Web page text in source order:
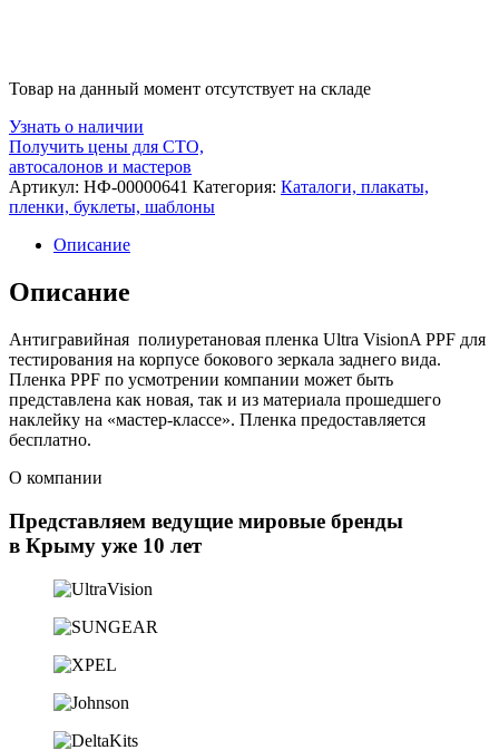
Товар на данный момент отсутствует на складе
Узнать о наличии
Получить цены для СТО,
автосалонов и мастеров
Артикул: НФ-00000641 Категория: Каталоги, плакаты,
пленки, буклеты, шаблоны
Описание
Описание
Антигравийная полиуретановая пленка Ultra VisionA PPF для
тестирования на корпусе бокового зеркала заднего вида.
Пленка PPF по усмотрении компании может быть
представлена как новая, так и из материала прошедшего
наклейку на «мастер-классе». Пленка предоставляется
бесплатно.
О компании
Представляем ведущие мировые бренды
в Крыму уже 10 лет